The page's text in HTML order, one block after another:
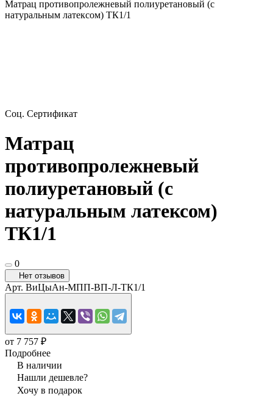
Матрац противопролежневый полиуретановый (с
натуральным латексом) ТК1/1
Соц. Сертификат
Матрац
противопролежневый
полиуретановый (с
натуральным латексом)
ТК1/1
0
Нет отзывов
Арт. ВиЦыАн-МПП-ВП-Л-ТК1/1
от 7 757 ₽
Подробнее
В наличии
Нашли дешевле?
Хочу в подарок